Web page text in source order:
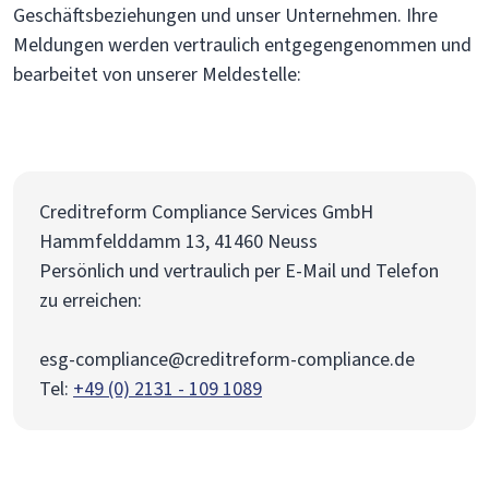
Geschäftsbeziehungen und unser Unternehmen. Ihre
Meldungen werden vertraulich entgegengenommen und
bearbeitet von unserer Meldestelle:
Creditreform Compliance Services GmbH
Hammfelddamm 13, 41460 Neuss
Persönlich und vertraulich per E-Mail und Telefon
zu erreichen:
esg-compliance@creditreform-compliance.de
Tel: +49 (0) 2131 - 109 1089